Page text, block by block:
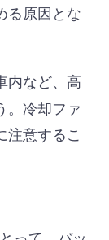
る原因とな
内など、高
。冷却ファ
注意するこ